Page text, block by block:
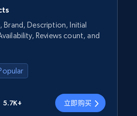
Brand, Description, Initial
Reviews count, and
5.7K+ 立即购买